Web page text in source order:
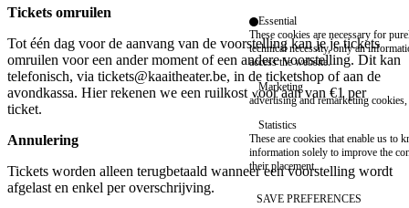
Tickets omruilen
Tot één dag voor de aanvang van de voorstelling kan je je tickets
omruilen voor een ander moment of een andere voorstelling. Dit kan
telefonisch, via tickets@kaaitheater.be, in de ticketshop of aan de
avondkassa. Hier rekenen we een ruilkost voor aan van €1 per
ticket.
Annulering
Tickets worden alleen terugbetaald wanneer een voorstelling wordt
afgelast en enkel per overschrijving.
Essential
These cookies are necessary for
technical necessity, only an
access the website.
Marketing
advertising and remarketing cookies,
Statistics
These are cookies that enable us to
information solely to improve the
their placement.
SAVE PREFERENCES